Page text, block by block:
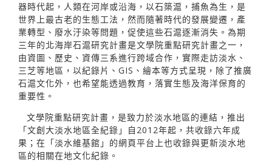
器時代起，人類在河岸或沿海，以石築滬，捕魚為生，是
世界上最古老的生態工法，然而隨著時代的發展變遷，產
業轉型、廢水汙染等問題，促使這些石滬逐漸消失。為期
三年的北海岸石滬研究計畫是文學院重點研究計畫之一，
由資圖、歷史、資傳三系進行跨域合作，實際走訪淡水、
三芝等地區，以紀錄片、GIS、繪本等方式呈現，除了推廣
石滬文化外，也希望能透過教育，落實生態及海洋保育的
重要性。
文學院重點研究計畫，是致力於淡水地區的連結，推出
「文創大淡水地區全紀錄」自2012年起，共收錄六年成
果；在「淡水維基館」的網頁平台上也收錄與更新淡水地
區的相關在地文化紀錄。